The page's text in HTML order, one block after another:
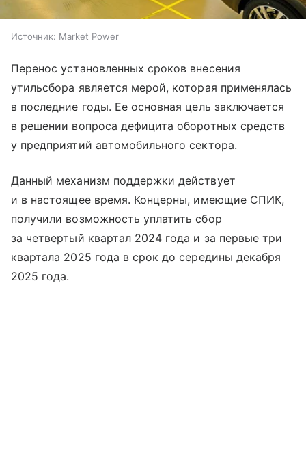
Источник: Market Power
Перенос установленных сроков внесения
утильсбора является мерой, которая применялась
в последние годы. Ее основная цель заключается
в решении вопроса дефицита оборотных средств
у предприятий автомобильного сектора.
Данный механизм поддержки действует
и в настоящее время. Концерны, имеющие СПИК,
получили возможность уплатить сбор
за четвертый квартал 2024 года и за первые три
квартала 2025 года в срок до середины декабря
2025 года.